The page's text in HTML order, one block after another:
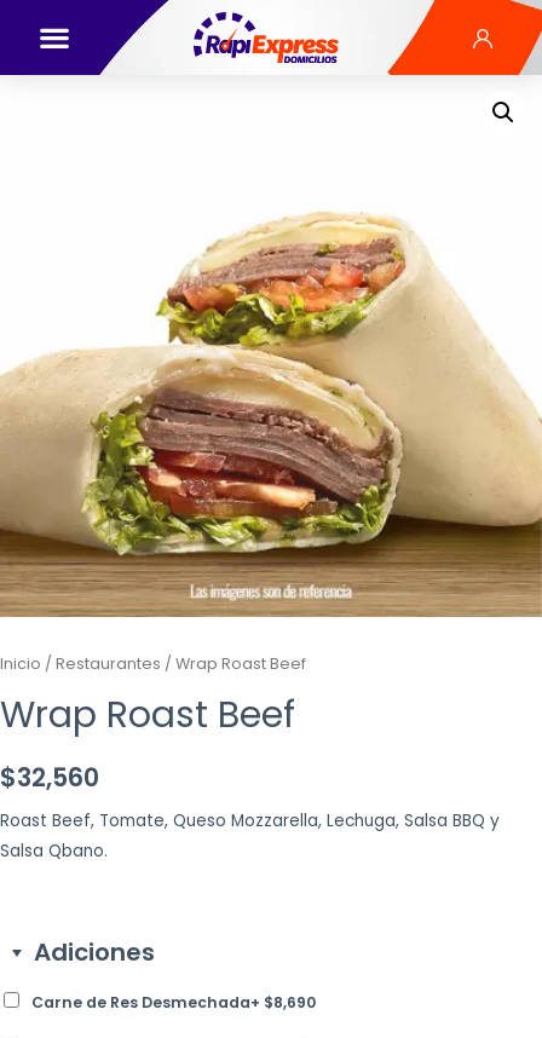
Inicio / Restaurantes / Wrap Roast Beef
Wrap Roast Beef
$32,560
Roast Beef, Tomate, Queso Mozzarella, Lechuga, Salsa BBQ y
Salsa Qbano.
Adiciones
Carne de Res Desmechada+ $8,690